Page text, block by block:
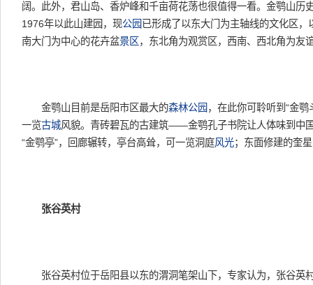
阔。此外，君山岛、香炉峰和千亩荷花荡也很值得一看。金鹗山历
1976年以此山建园，现公园 已形成了以东大门为主轴线的文化区
南大门为中心的花卉盆景区 ，东北角为观赏区，西南、西北角为友
金鹗山目前是岳阳市区最大的森林公园 ，在此你可聆听到“金
一览古城风貌。青砖碧瓦的古建筑――金鹗孔子书院让人体味到中
“金鹗亭”，回廊辗转，亭台高耸，可一览洞庭风光；东面修建的奎
张谷英村
张谷英村位于岳阳县以东的渭洞笔架山下，专家认为，张谷英